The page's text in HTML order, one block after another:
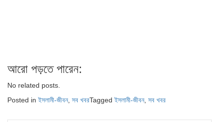
আরো পড়তে পারেন:
No related posts.
Posted inইসলামী-জীবন, সব খবরTaggedইসলামী-জীবন, সব খবর